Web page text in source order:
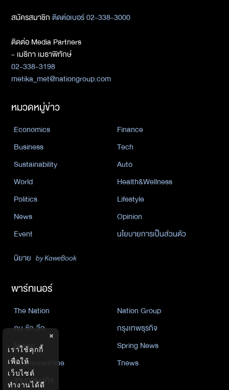
สมัครสมาชิกติดต่อเบอร์ 02-338-3000
ติดต่อ Media Partners
- เมธิกา เมธาพิทักษ์
02-338-3198
metika_met@nationgroup.com
หมวดหมู่ข่าว
Economics
Finance
Business
Tech
Sustainability
Auto
World
Health&Wellness
Politics
Lifestyle
News
Opinion
Event
นโยบายการเป็นส่วนตัว
นิยาย by KaweBook
พาร์ทเนอร์
The Nation
Nation Group
คม ชัด ลึก
กรุงเทพธุรกิจ
Nation
Spring News
Thainewsonline
Tnews
ฐานเศรษฐกิจ
×
เราใช้คุกกี้
เพื่อให้
เว็บไซต์
ทำงานได้ดี